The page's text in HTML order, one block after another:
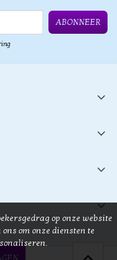
ABONNEER
op onze website
om onze diensten te